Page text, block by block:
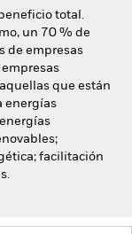
total.
un 70 % de
de empresas
que están
energías
facilitación